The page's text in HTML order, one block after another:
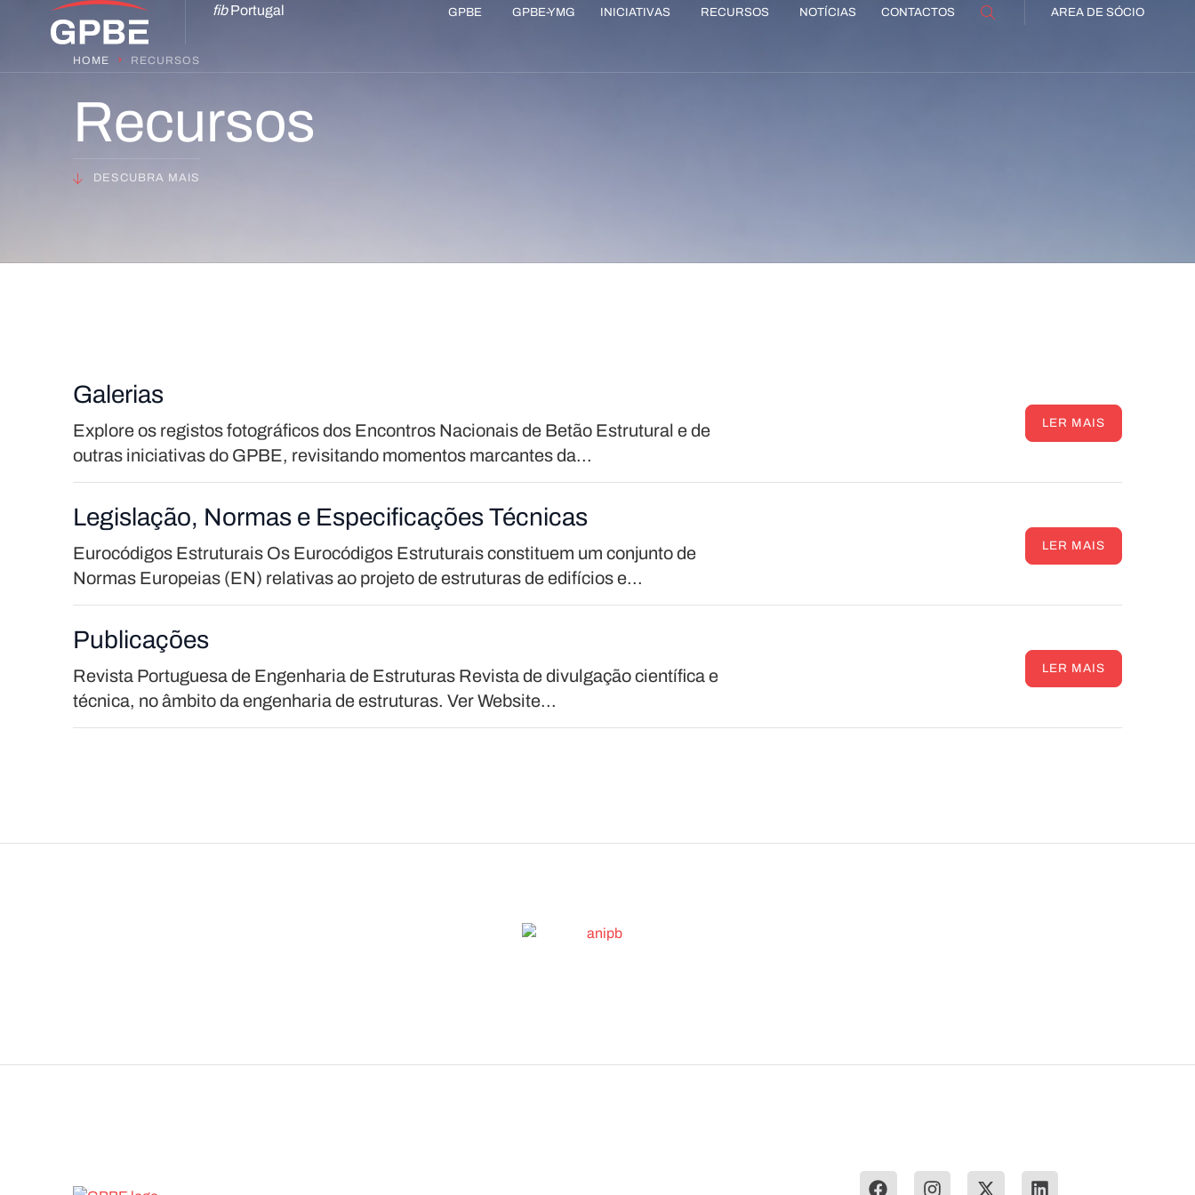
fibPortugal GPBE GPBE-YMG INICIATIVAS RECURSOS NOTÍCIAS CONTACTOS AREA DE SÓCIO
Recursos
HOME RECURSOS
DESCUBRA MAIS
Galerias
Explore os registos fotográficos dos Encontros Nacionais de Betão Estrutural e de
outras iniciativas do GPBE, revisitando momentos marcantes da...
LER MAIS
Legislação, Normas e Especificações Técnicas
Eurocódigos Estruturais Os Eurocódigos Estruturais constituem um conjunto de
Normas Europeias (EN) relativas ao projeto de estruturas de edifícios e...
LER MAIS
Publicações
Revista Portuguesa de Engenharia de Estruturas Revista de divulgação científica e
técnica, no âmbito da engenharia de estruturas. Ver Website...
LER MAIS